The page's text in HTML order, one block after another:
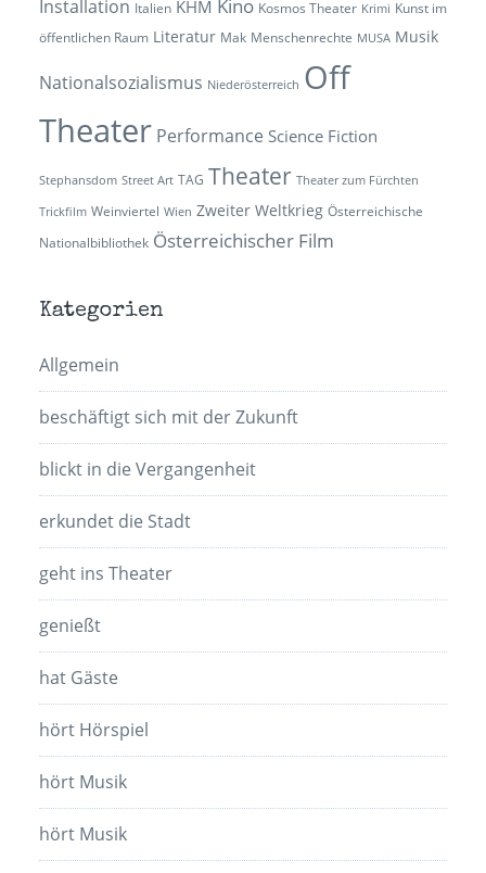
Installation Italien KHM Kino Kosmos Theater Krimi Kunst im
öffentlichen Raum Literatur Mak Menschenrechte MUSA Musik
Nationalsozialismus Niederösterreich Off
Theater Performance Science Fiction
Stephansdom Street Art TAG Theater Theater zum Fürchten
Trickfilm Weinviertel Wien Zweiter Weltkrieg Österreichische
Nationalbibliothek Österreichischer Film
Kategorien
Allgemein
beschäftigt sich mit der Zukunft
blickt in die Vergangenheit
erkundet die Stadt
geht ins Theater
genießt
hat Gäste
hört Hörspiel
hört Musik
hört Musik